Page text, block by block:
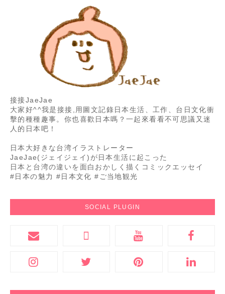
接接JaeJae
大家好^^我是接接,用圖文記錄日本生活、工作、台日文化衝
擊的種種趣事。你也喜歡日本嗎？一起來看看不可思議又迷
人的日本吧！
日本大好きな台湾イラストレーター
JaeJae(ジェイジェイ)が日本生活に起こった
日本と台湾の違いを面白おかしく描くコミックエッセイ
#日本の魅力 #日本文化 #ご当地観光
SOCIAL PLUGIN